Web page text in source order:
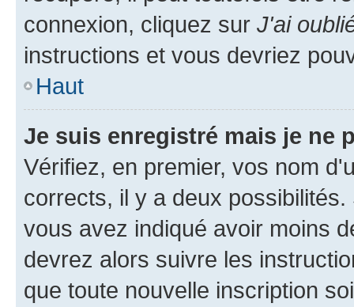
connexion, cliquez sur J'ai
instructions et vous devriez
Haut
Je suis enregistré mais je ne
Vérifiez, en premier, vos nom
corrects, il y a deux
vous avez indiqué avoir moins
devrez alors suivre les
que toute nouvelle inscription